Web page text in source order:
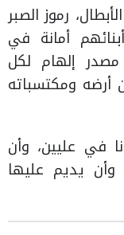
رموز الصبر
أمانة في
إلهام لكل
أرضه ومكتسباته
في عليين، وأن
وأن يديم عليها